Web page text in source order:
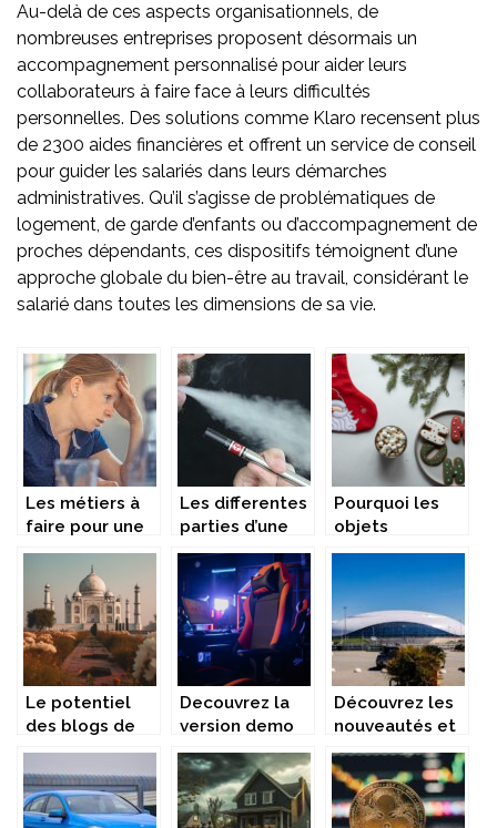
Au-delà de ces aspects organisationnels, de
nombreuses entreprises proposent désormais un
accompagnement personnalisé pour aider leurs
collaborateurs à faire face à leurs difficultés
personnelles. Des solutions comme Klaro recensent plus
de 2300 aides financières et offrent un service de conseil
pour guider les salariés dans leurs démarches
administratives. Qu’il s’agisse de problématiques de
logement, de garde d’enfants ou d’accompagnement de
proches dépendants, ces dispositifs témoignent d’une
approche globale du bien-être au travail, considérant le
salarié dans toutes les dimensions de sa vie.
Les métiers à
faire pour une
femme
enceinte
Les differentes
parties d’une
cigarette
electronique
Pourquoi les
objets
publicitaires et
chaussettes
personnalisees
sont-ils des
cadeaux
parfaits ?
Le potentiel
des blogs de
voyage
Decouvrez la
version demo
gratuite de
Penalty Shoot
Out
Découvrez les
nouveautés et
astuces sur le
parking privé
de Roissy